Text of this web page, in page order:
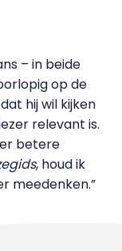
– in beide
op de
hij wil kijken
relevant is.
betere
, houd ik
meedenken.”